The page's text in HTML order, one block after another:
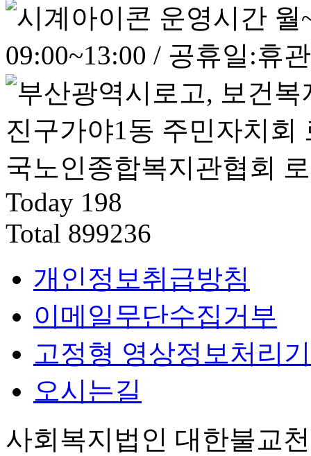
운영시간 월
09:00~13:00 / 공휴일:휴관
Today 198
Total 899236
개인정보취급방침
이메일무단수집거부
고정형 영상정보처리
오시는길
사회복지법인 대한불교